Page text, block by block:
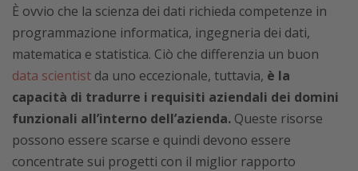
È ovvio che la scienza dei dati richieda competenze in
programmazione informatica, ingegneria dei dati,
matematica e statistica. Ciò che differenzia un buon
data scientist da uno eccezionale, tuttavia, è la
capacità di tradurre i requisiti aziendali dei domini
funzionali all’interno dell’azienda. Queste risorse
possono essere scarse e quindi devono essere
concentrate sui progetti con il miglior rapporto